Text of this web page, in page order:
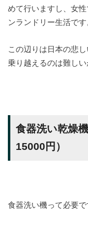
めて行いますし、女
ンランドリー生活です
この辺りは日本の悲
乗り越えるのは難しい
食器洗い乾燥
15000円）
食器洗い機って必要で